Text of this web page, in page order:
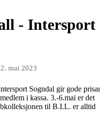
- Intersport
2. mai 2023
Sogndal gir gode prisar
i kassa. 3.-6.mai er det
til B.I.L. er alltid